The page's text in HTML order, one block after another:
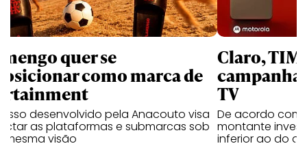
quer se
como marca de
desenvolvido pela Anacouto visa
as plataformas e submarcas sob
mesma visão
Claro,
TV
De acordo com
montante
inferior ao do